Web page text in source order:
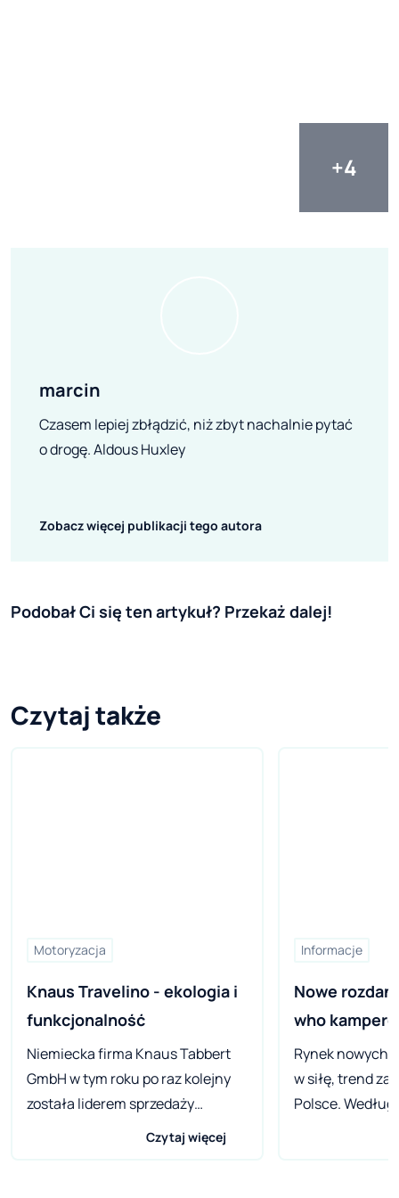
marcin
Czasem lepiej zbłądzić, niż zbyt nachalnie pytać
o drogę. Aldous Huxley
Zobacz więcej publikacji tego autora
Podobał Ci się ten artykuł? Przekaż dalej!
Czytaj także
Motoryzacja
Knaus Travelino - ekologia i
funkcjonalność
Niemiecka firma Knaus Tabbert
GmbH w tym roku po raz kolejny
została liderem sprzedaży
podczas targów Caravan Salon w
Czytaj więcej
Informacje
Nowe
who
Rynek nowych
w siłę, trend
Polsce.